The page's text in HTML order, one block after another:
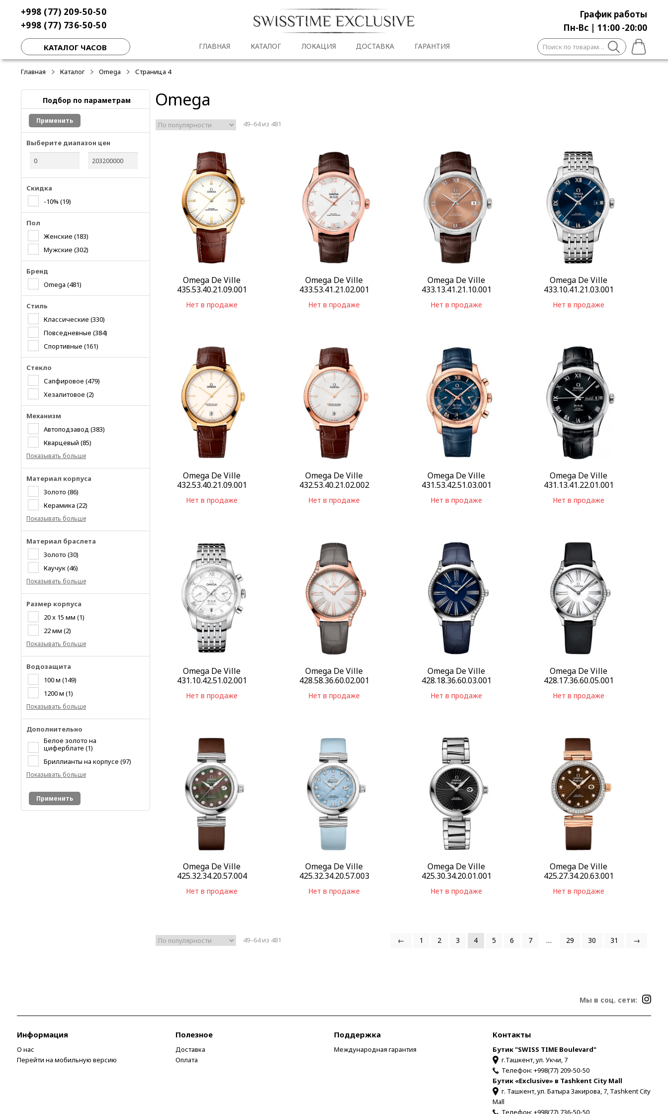
навигации
содержимому
+998 (77) 209-50-50
+998 (77) 736-50-50
График работы
Пн-Вс | 11:00 -20:00
КАТАЛОГ ЧАСОВ ГЛАВНАЯ КАТАЛОГ ЛОКАЦИЯ ДОСТАВКА ГАРАНТИЯ Искать:
Главная Каталог Omega Страница 4
Подбор по параметрам
Применить
Выберите диапазон цен
Скидка
-10% (19)
Пол
Женские (183)
Мужские (302)
Бренд
Omega (481)
Стиль
Классические (330)
Повседневные (384)
Спортивные (161)
Стекло
Сапфировое (479)
Хезалитовое (2)
Механизм
Автоподзавод (383)
Кварцевый (85)
Показывать больше
Материал корпуса
Золото (86)
Керамика (22)
Показывать больше
Материал браслета
Золото (30)
Каучук(46)
Показывать больше
Размер корпуса
20 x 15 мм (1)
22 мм (2)
Показывать больше
Водозащита
100 м (149)
1200 м (1)
Показывать больше
Дополнительно
Белое золото на
циферблате (1)
Бриллианты на корпусе (97)
Показывать больше
Применить
Omega
49–64 из 481
Omega De Ville
435.53.40.21.09.001
Нет в продаже
Omega De Ville
433.53.41.21.02.001
Нет в продаже
Omega De Ville
433.13.41.21.10.001
Нет в продаже
Omega De Ville
433.10.41.21.03.001
Нет в продаже
Omega De Ville
432.53.40.21.09.001
Нет в продаже
Omega De Ville
432.53.40.21.02.002
Нет в продаже
Omega De Ville
431.53.42.51.03.001
Нет в продаже
Omega De Ville
431.13.41.22.01.001
Нет в продаже
Omega De Ville
431.10.42.51.02.001
Нет в продаже
Omega De Ville
428.58.36.60.02.001
Нет в продаже
Omega De Ville
428.18.36.60.03.001
Нет в продаже
Omega De Ville
428.17.36.60.05.001
Нет в продаже
Omega De Ville
425.32.34.20.57.004
Нет в продаже
Omega De Ville
425.32.34.20.57.003
Нет в продаже
Omega De Ville
425.30.34.20.01.001
Нет в продаже
Omega De Ville
425.27.34.20.63.001
Нет в продаже
49–64 из 481 ← 1 2 3 4 5 6 7 … 29 30 31 →
Мы в соц. сети:
Информация
О нас
Перейти на мобильную версию
Полезное
Доставка
Оплата
Поддержка
Международная гарантия
Контакты
Бутик "SWISS TIME Boulevard"
г.Ташкент, ул. Укчи, 7
Телефон: +998(77) 209-50-50
Бутик «Exclusive» в Tashkent City Mall
г. Ташкент, ул. Батыра Закирова, 7, Tashkent City
Mall
Телефон: +998(77) 736-50-50